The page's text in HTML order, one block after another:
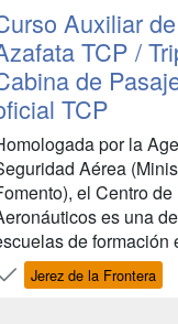
prestigio que
compañías
Auxiliar
TCP /
de
TCP
por la
Aérea
el Centro
es una
de formación
Tripulante de Cabina
Cursos de Técnicos de
Jerez de la Frontera